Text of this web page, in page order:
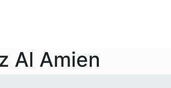
Al Amien